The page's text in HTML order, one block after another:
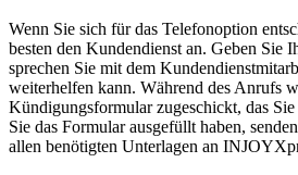
Wenn Sie sich für das Telefonoption
besten den Kundendienst an. Geben Sie
sprechen Sie mit dem
weiterhelfen kann. Während des Anrufs
Kündigungsformular zugeschickt, das
Sie das Formular ausgefüllt haben,
allen benötigten Unterlagen an